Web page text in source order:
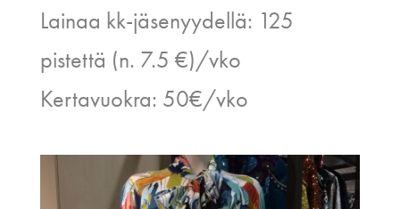
Lainaa kk-jäsenyydellä: 125
pistettä (n. 7.5 €)/vko
Kertavuokra: 50€/vko